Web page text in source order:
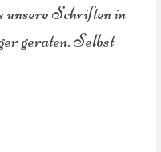
unsere Schriften in
geraten. Selbst